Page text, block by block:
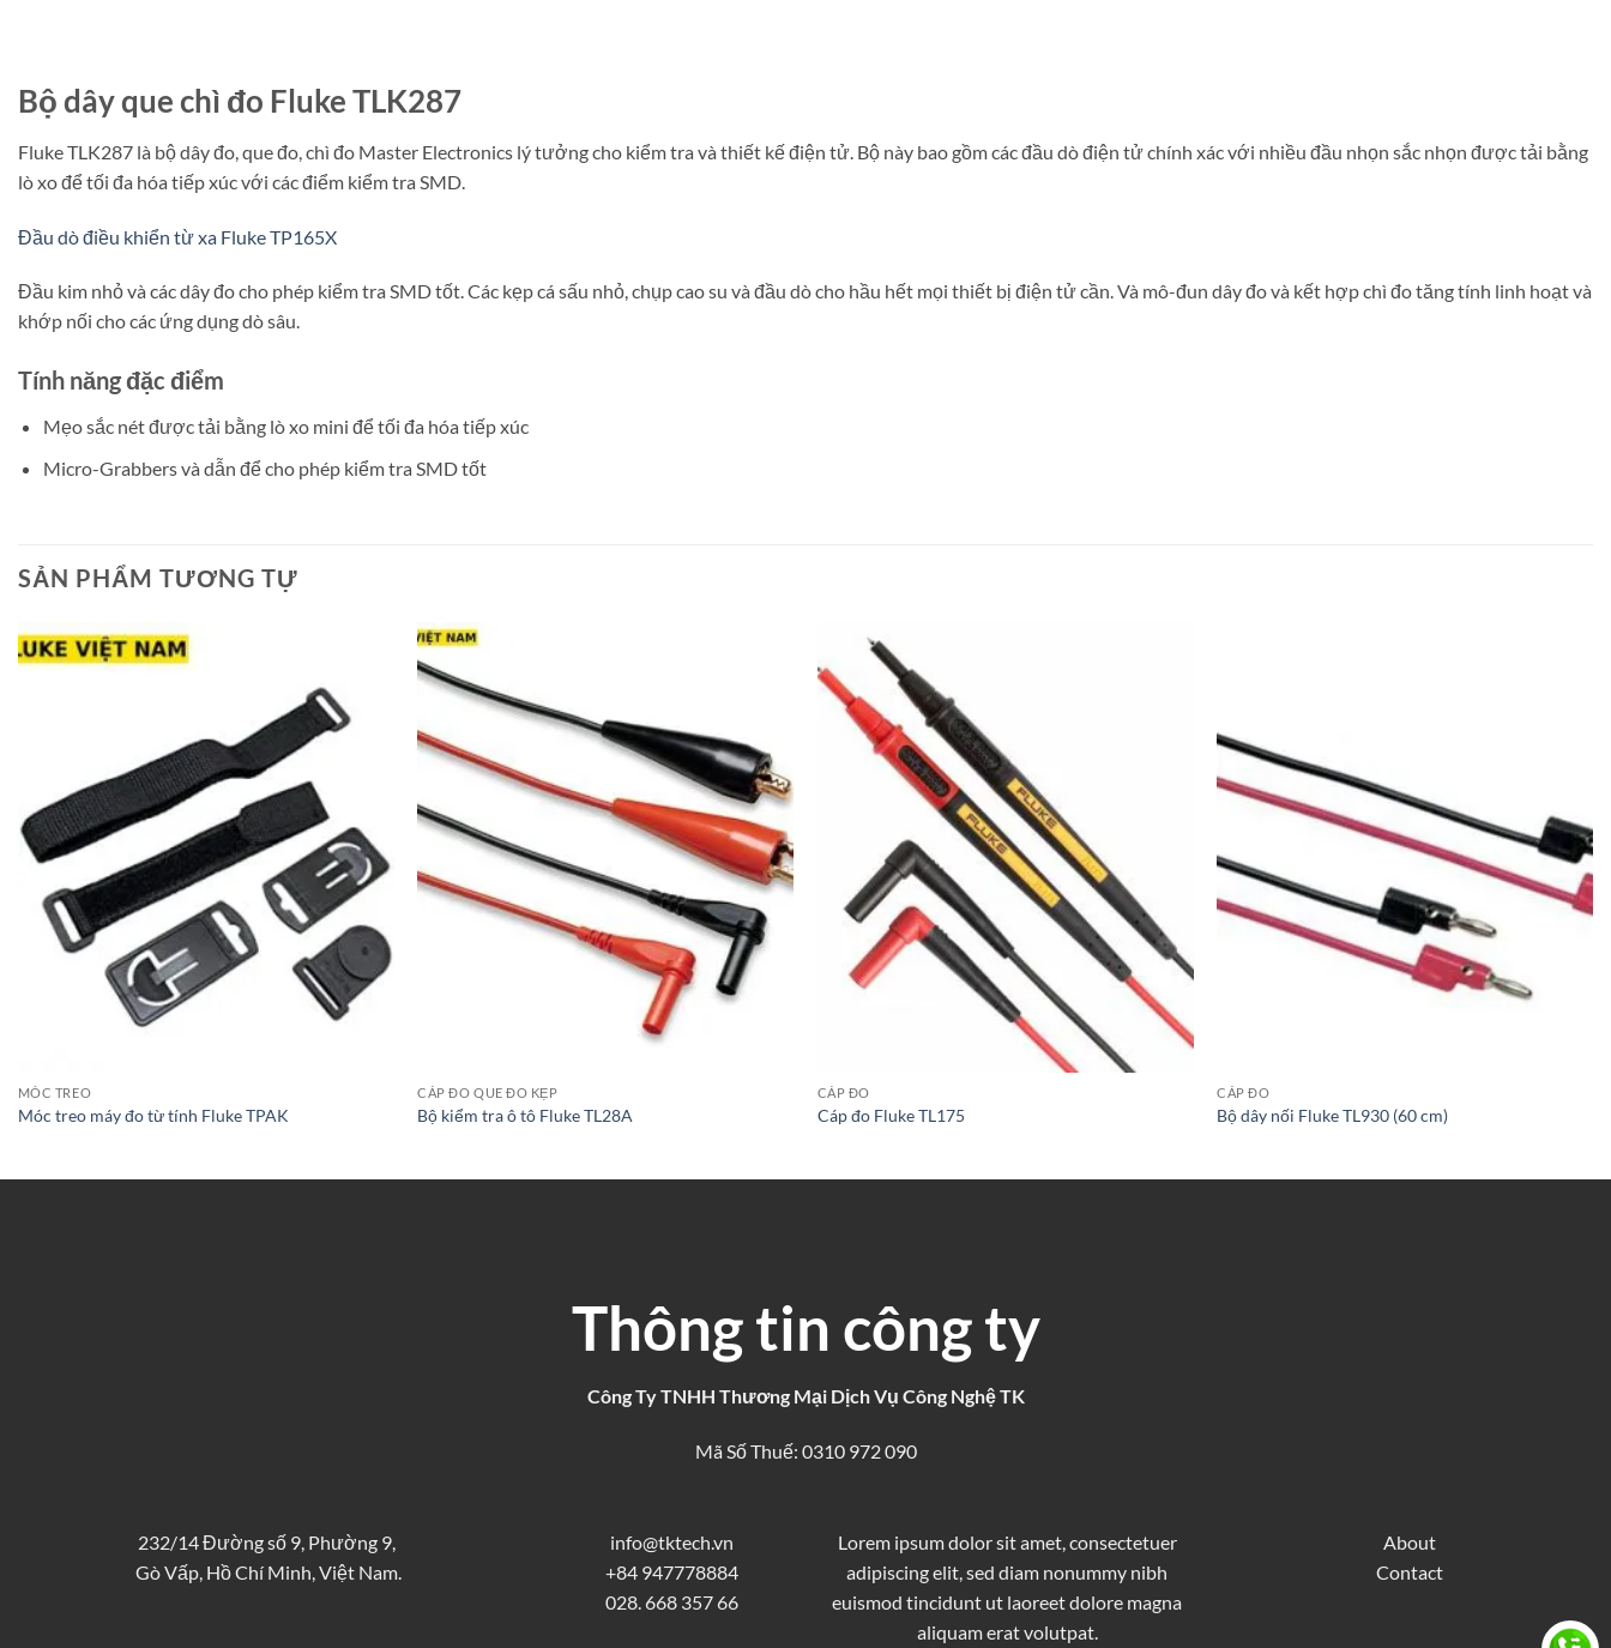
Bộ dây que chì đo Fluke TLK287
Fluke TLK287 là bộ dây đo, que đo, chì đo Master Electronics lý tưởng cho kiểm tra và thiết kế điện tử. Bộ này bao gồm các đầu dò điện tử chính xác với nhiều đầu nhọn sắc nhọn được tải bằng
lò xo để tối đa hóa tiếp xúc với các điểm kiểm tra SMD.
Đầu dò điều khiển từ xa Fluke TP165X
Đầu kim nhỏ và các dây đo cho phép kiểm tra SMD tốt. Các kẹp cá sấu nhỏ, chụp cao su và đầu dò cho hầu hết mọi thiết bị điện tử cần. Và mô-đun dây đo và kết hợp chì đo tăng tính linh hoạt và
khớp nối cho các ứng dụng dò sâu.
Tính năng đặc điểm
Mẹo sắc nét được tải bằng lò xo mini để tối đa hóa tiếp xúc
Micro-Grabbers và dẫn để cho phép kiểm tra SMD tốt
SẢN PHẨM TƯƠNG TỰ
MÓC TREO
Móc treo máy đo từ tính Fluke TPAK
CÁP ĐO QUE ĐO KẸP
Bộ kiểm tra ô tô Fluke TL28A
CÁP ĐO
Cáp đo Fluke TL175
CÁP ĐO
Bộ dây nối Fluke TL930 (60 cm)
Thông tin công ty
Công Ty TNHH Thương Mại Dịch Vụ Công Nghệ TK
Mã Số Thuế: 0310 972 090
232/14 Đường số 9, Phường 9,
Gò Vấp, Hồ Chí Minh, Việt Nam.
info@tktech.vn
+84 947778884
028. 668 357 66
Lorem ipsum dolor sit amet, consectetuer
adipiscing elit, sed diam nonummy nibh
euismod tincidunt ut laoreet dolore magna
aliquam erat volutpat.
About
Contact